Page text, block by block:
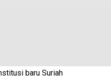
baru Suriah